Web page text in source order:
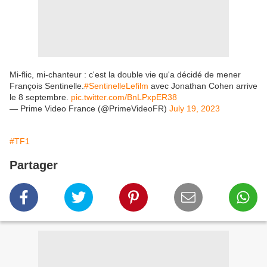
Mi-flic, mi-chanteur : c'est la double vie qu'a décidé de mener
François Sentinelle. #SentinelleLefilm avec Jonathan Cohen arrive
le 8 septembre. pic.twitter.com/BnLPxpER38
— Prime Video France (@PrimeVideoFR) July 19, 2023
#TF1
Partager